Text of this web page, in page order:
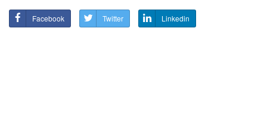
Facebook Twitter Linkedin